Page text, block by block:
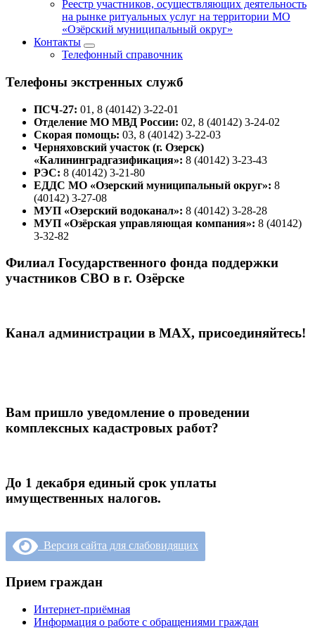
Реестр участников, осуществляющих деятельность
на рынке ритуальных услуг на территории МО
«Озёрский муниципальный округ»
Контакты
Телефонный справочник
Телефоны экстренных служб
ПСЧ-27: 01, 8 (40142) 3-22-01
Отделение МО МВД России: 02, 8 (40142) 3-24-02
Скорая помощь: 03, 8 (40142) 3-22-03
Черняховский участок (г. Озерск)
«Калининградгазификация»: 8 (40142) 3-23-43
РЭС: 8 (40142) 3-21-80
ЕДДС МО «Озерский муниципальный округ»: 8
(40142) 3-27-08
МУП «Озерский водоканал»: 8 (40142) 3-28-28
МУП «Озёрская управляющая компания»: 8 (40142)
3-32-82
Филиал Государственного фонда поддержки
участников СВО в г. Озёрске
Канал администрации в МАХ, присоединяйтесь!
Вам пришло уведомление о проведении
комплексных кадастровых работ?
До 1 декабря единый срок уплаты
имущественных налогов.
Версия сайта для слабовидящих
Прием граждан
Интернет-приёмная
Информация о работе с обращениями граждан